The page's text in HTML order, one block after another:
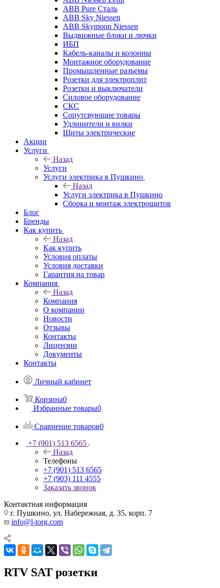
ABB Pure Сталь
ABB Sky Niessen
ABB Skymoon Niessen
Выдвижные блоки и лючки
ИБП
Кабель-каналы и колонны
Монтажное оборудование
Промышленные разъемы
Розетки для электроплит
Розетки и выключатели
Силовое оборудование
СКС
Сопутсвующие товары
Удлинители и вилки
Щиты электрические
Акции
Услуги
Назад
Услуги
Услуги электрика в Пушкино
Назад
Услуги электрика в Пушкино
Сборка и монтаж электрощитов
Блог
Бренды
Как купить
Назад
Как купить
Условия оплаты
Условия доставки
Гарантия на товар
Компания
Назад
Компания
О компании
Новости
Отзывы
Контакты
Лицензии
Документы
Контакты
Личный кабинет
Корзина0
Избранные товары0
Сравнение товаров0
+7 (901) 513 6565
Назад
Телефоны
+7 (901) 513 6565
+7 (903) 111 4555
Заказать звонок
Контактная информация
г. Пушкино, ул. Набережная, д. 35, корп. 7
info@l-torg.com
RTV SAT розетки